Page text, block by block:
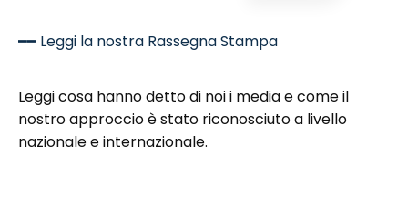
━━ Leggi la nostra Rassegna Stampa
Leggi cosa hanno detto di noi i media e come il
nostro approccio è stato riconosciuto a livello
nazionale e internazionale.